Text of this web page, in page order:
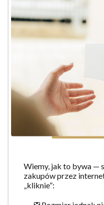
Wiemy, jak to bywa —
zakupów przez
„kliknie”: